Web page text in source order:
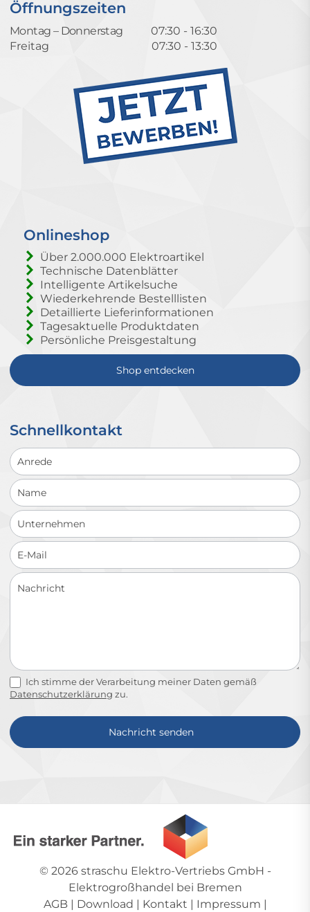
Öffnungszeiten
Montag – Donnerstag
07:30 - 16:30
Freitag
07:30 - 13:30
Onlineshop
Über 2.000.000 Elektroartikel
Technische Datenblätter
Intelligente Artikelsuche
Wiederkehrende Bestelllisten
Detaillierte Lieferinformationen
Tagesaktuelle Produktdaten
Persönliche Preisgestaltung
Shop entdecken
Schnellkontakt
Schnellkontakt
Ich stimme der Verarbeitung meiner Daten gemäß
Datenschutzerklärung zu.
Nachricht senden
© 2026 straschu Elektro-Vertriebs GmbH -
Elektrogroßhandel bei Bremen
AGB
Download Kontakt Impressum